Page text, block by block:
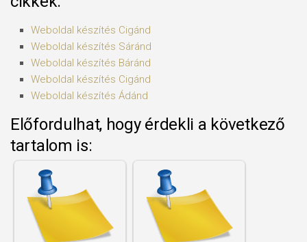
Weboldal készítés​ Cigánd
Weboldal készítés​ Sáránd
Weboldal készítés​ Báránd
Weboldal készítés​ Cigánd
Weboldal készítés​ Ádánd
Előfordulhat, hogy érdekli a következő
tartalom is: